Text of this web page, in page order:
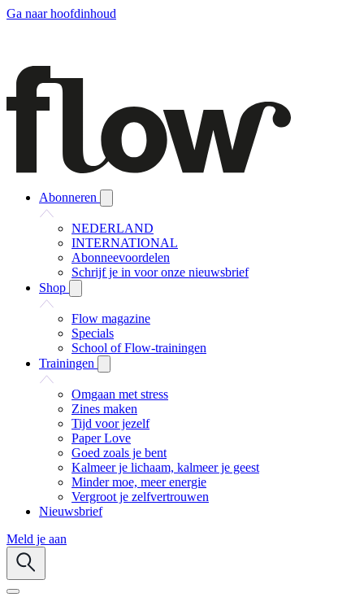
Ga naar hoofdinhoud
Abonneren
NEDERLAND
INTERNATIONAL
Abonneevoordelen
Schrijf je in voor onze nieuwsbrief
Shop
Flow magazine
Specials
School of Flow-trainingen
Trainingen
Omgaan met stress
Zines maken
Tijd voor jezelf
Paper Love
Goed zoals je bent
Kalmeer je lichaam, kalmeer je geest
Minder moe, meer energie
Vergroot je zelfvertrouwen
Nieuwsbrief
Meld je aan